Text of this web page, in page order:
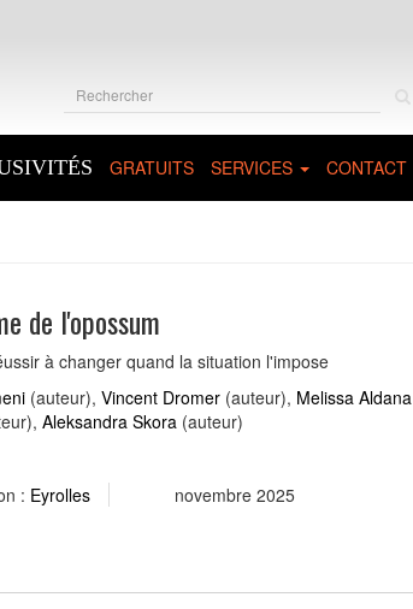
GRATUITS SERVICES CONTACT
de l'opossum
à changer quand la situation l'impose
(auteur), Vincent Dromer (auteur), Melissa Aldana
Aleksandra Skora (auteur)
: Eyrolles novembre 2025